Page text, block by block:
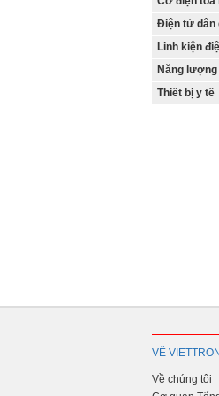
Điện tử dân
Linh kiện
Năng
Thiết bị y tế
VỀ
Về chúng tôi